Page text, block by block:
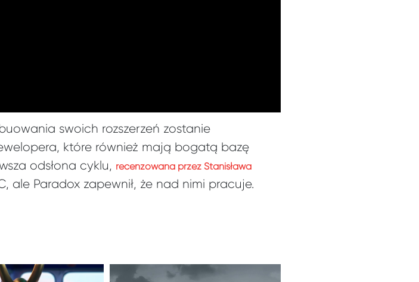
swoich rozszerzeń zostanie
które również mają bogatą bazę
odsłona cyklu, recenzowana przez Stanisława
ale Paradox zapewnił, że nad nimi pracuje.